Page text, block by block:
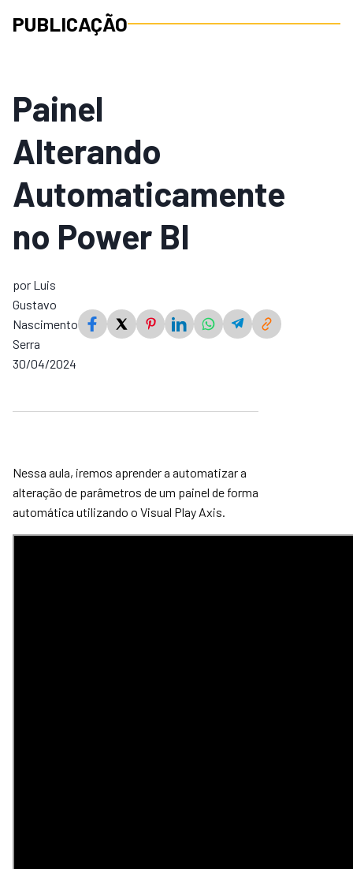
PUBLICAÇÃO
Painel
Alterando
Automaticamente
no Power BI
por Luis
Gustavo
Nascimento
Serra
30/04/2024
Nessa aula, iremos aprender a automatizar a
alteração de parâmetros de um painel de forma
automática utilizando o Visual Play Axis.